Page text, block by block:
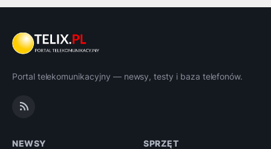
Portal telekomunikacyjny — newsy, testy i baza telefonów.
NEWSY SPRZĘT